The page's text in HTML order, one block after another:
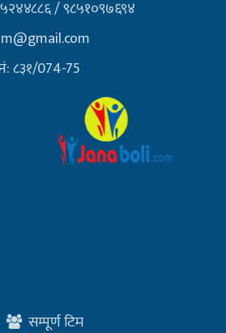
/ ९८५१०९७६९४
८३१/074-75
सम्पूर्ण टिम